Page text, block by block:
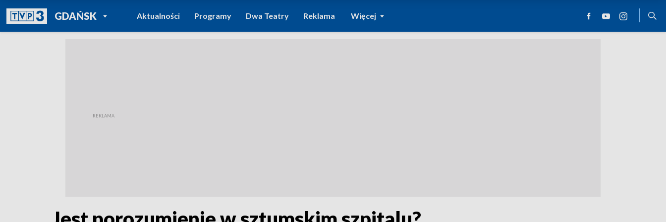
GDAŃSKPOWRÓT DO
TVP REGIONY
Aktualności Programy Dwa Teatry Reklama Więcej